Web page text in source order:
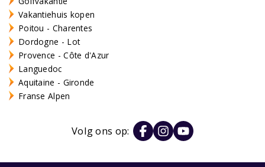
Vakantiehuis kopen
Poitou - Charentes
Dordogne - Lot
Provence - Côte d'Azur
Languedoc
Aquitaine - Gironde
Franse Alpen
Volg ons op: